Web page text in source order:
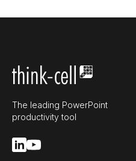
The leading PowerPoint
productivity tool